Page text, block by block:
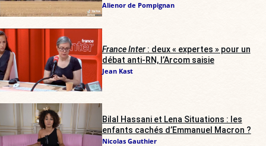
Alienor de Pompignan
France Inter: deux « expertes » pour un
débat anti-RN, l’Arcom saisie
Jean Kast
Bilal Hassani et Lena Situations : les
enfants cachés d’Emmanuel Macron ?
Nicolas Gauthier